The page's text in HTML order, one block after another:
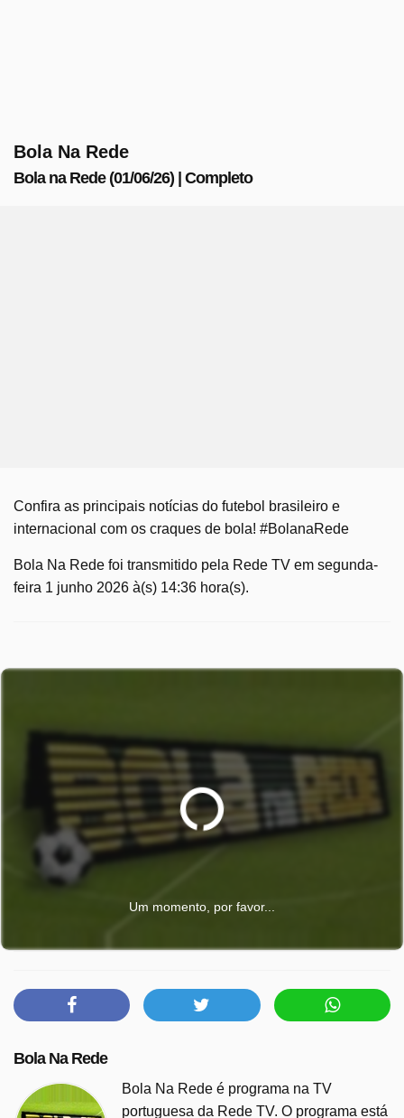
Bola Na Rede
Bola na Rede (01/06/26) | Completo
Confira as principais notícias do futebol brasileiro e
internacional com os craques de bola! #BolanaRede
Bola Na Rede foi transmitido pela Rede TV em segunda-
feira 1 junho 2026 à(s) 14:36 hora(s).
Um momento, por favor...
Bola Na Rede
Bola Na Rede é programa na TV
portuguesa da Rede TV. O programa está